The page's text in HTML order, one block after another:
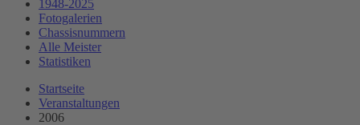
1948-2025
Fotogalerien
Chassisnummern
Alle Meister
Statistiken
Startseite
Veranstaltungen
2006